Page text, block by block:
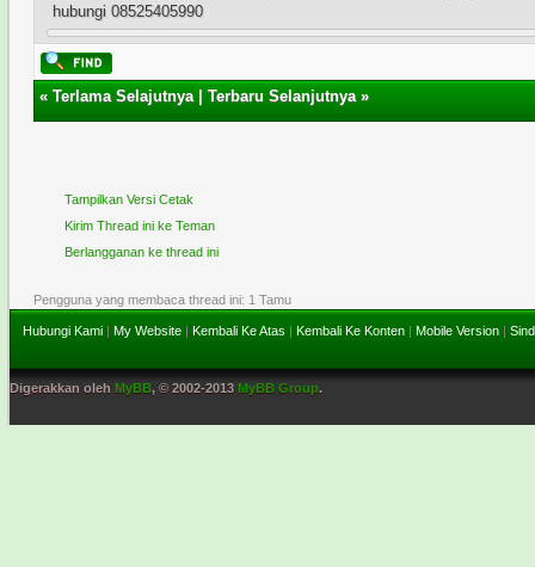
hubungi 08525405990
«Terlama Selajutnya|Terbaru Selanjutnya»
Tampilkan Versi Cetak
Kirim Thread ini ke Teman
Berlangganan ke thread ini
Pengguna yang membaca thread ini: 1 Tamu
Hubungi Kami | My Website | Kembali Ke Atas | Kembali Ke Konten | Mobile Version |
Digerakkan oleh MyBB, © 2002-2013 MyBB Group.